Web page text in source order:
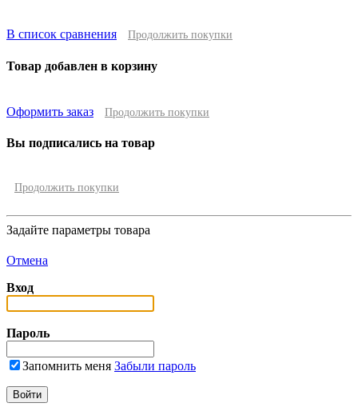
В список сравнения Продолжить покупки
Товар добавлен в корзину
Оформить заказ Продолжить покупки
Вы подписались на товар
Продолжить покупки
Задайте параметры товара
Отмена
Вход
Пароль
Запомнить меня Забыли пароль